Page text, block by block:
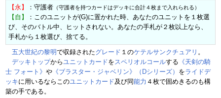
【永】 ：守護者 （守護者を持つカードはデッキに合計４枚まで入れられる）
【自】
：このユニットが(G)に置かれた時、あなたのユニットを１枚選
び、そのバトル中、ヒットされない。あなたの手札が２枚以上なら、
手札から１枚選び、捨てる。
五大世紀の黎明で収録されたグレード １のケテルサンクチュアリ 。
デッキトップからユニットカードをスペリオルコールする 《天剣の騎
士 フォート》 や 《ブラスター・ジャベリン》（Dシリーズ） をライドデ
ッキに用いるならこのユニットカード及び同能力 ４枚で固めきるのも構
築の手である。